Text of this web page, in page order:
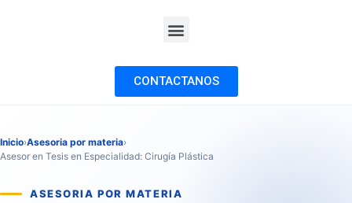
CONTACTANOS
Inicio›Asesoria por materia›
Asesor en Tesis en Especialidad: Cirugía Plástica
ASESORIA POR MATERIA